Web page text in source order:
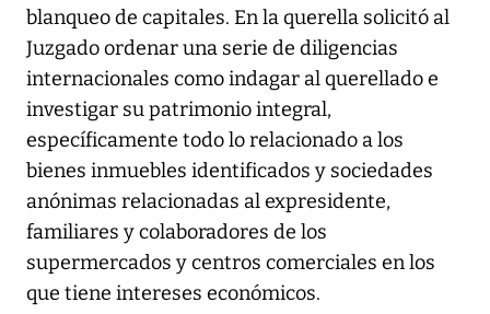
blanqueo de capitales. En la querella solicitó al
Juzgado ordenar una serie de diligencias
internacionales como indagar al querellado e
investigar su patrimonio integral,
específicamente todo lo relacionado a los
bienes inmuebles identificados y sociedades
anónimas relacionadas al expresidente,
familiares y colaboradores de los
supermercados y centros comerciales en los
que tiene intereses económicos.